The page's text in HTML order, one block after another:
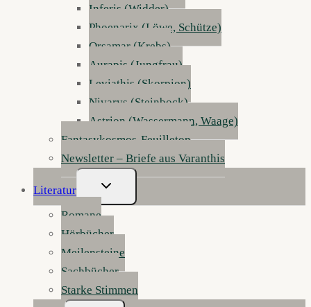
Inferis (Widder)
Phoenarix (Löwe, Schütze)
Orsamar (Krebs)
Aurapis (Jungfrau)
Leviathis (Skorpion)
Nivarys (Steinbock)
Astrion (Wassermann, Waage)
Fantasykosmos-Feuilleton
Newsletter – Briefe aus Varanthis
Literatur
Untermenü
Umschalten
Romane
Hörbücher
Meilensteine
Sachbücher
Starke Stimmen